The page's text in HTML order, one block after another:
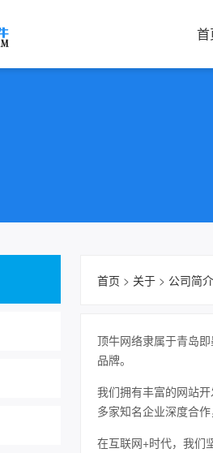
首
首页 > 关于 > 公司简介
顶牛网络隶属于青岛
品牌。
我们拥有丰富的网站
多家知名企业深度合
在互联网+时代，我们